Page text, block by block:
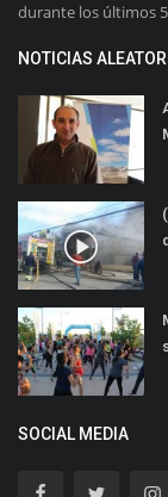
durante los últimos
NOTICIAS
SOCIAL MEDIA